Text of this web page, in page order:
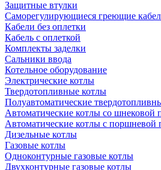
Защитные втулки
Саморегулирующиеся греющие
Кабели без оплетки
Кабель с оплеткой
Комплекты заделки
Сальники ввода
Котельное оборудование
Электрические котлы
Твердотопливные котлы
Полуавтоматические
Автоматические котлы со шнековой
Автоматические котлы с поршневой
Дизельные котлы
Газовые котлы
Одноконтурные газовые котлы
Двухконтурные газовые котлы